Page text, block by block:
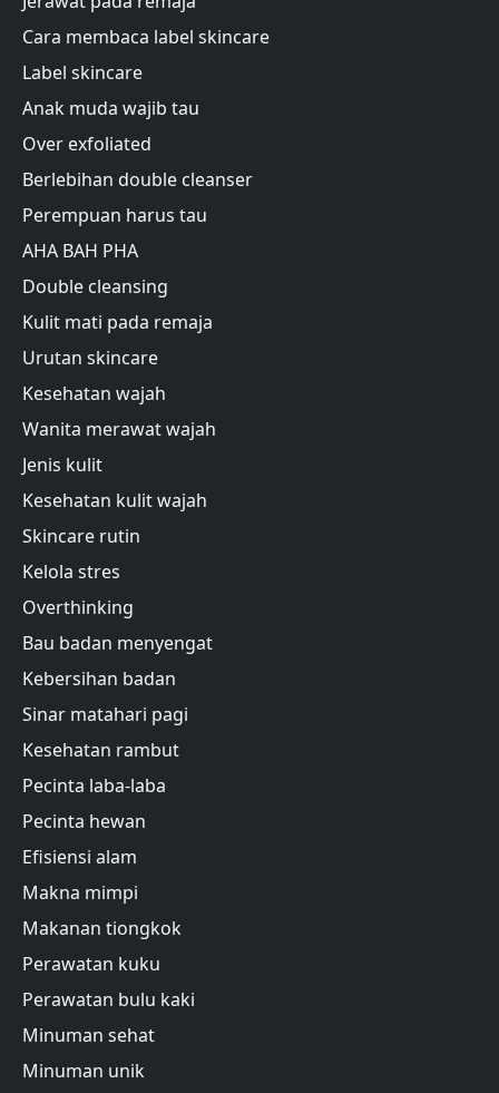
Cara membaca label skincare
Label skincare
Anak muda wajib tau
Over exfoliated
Berlebihan double cleanser
Perempuan harus tau
AHA BAH PHA
Double cleansing
Kulit mati pada remaja
Urutan skincare
Kesehatan wajah
Wanita merawat wajah
Jenis kulit
Kesehatan kulit wajah
Skincare rutin
Kelola stres
Overthinking
Bau badan menyengat
Kebersihan badan
Sinar matahari pagi
Kesehatan rambut
Pecinta laba-laba
Pecinta hewan
Efisiensi alam
Makna mimpi
Makanan tiongkok
Perawatan kuku
Perawatan bulu kaki
Minuman sehat
Minuman unik